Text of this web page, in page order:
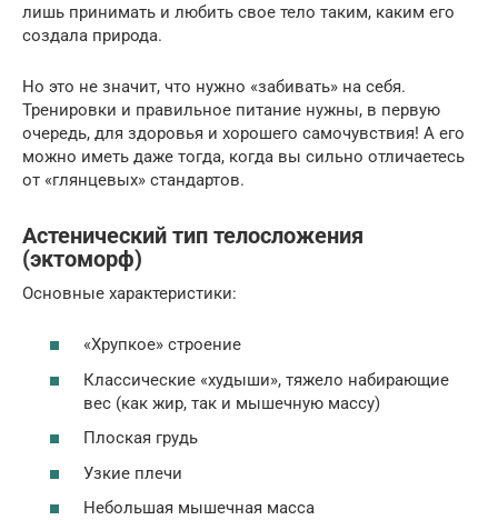
лишь принимать и любить свое тело таким, каким его
создала природа.
Но это не значит, что нужно «забивать» на себя.
Тренировки и правильное питание нужны, в первую
очередь, для здоровья и хорошего самочувствия! А его
можно иметь даже тогда, когда вы сильно отличаетесь
от «глянцевых» стандартов.
Астенический тип телосложения
(эктоморф)
Основные характеристики:
«Хрупкое» строение
Классические «худыши», тяжело набирающие
вес (как жир, так и мышечную массу)
Плоская грудь
Узкие плечи
Небольшая мышечная масса